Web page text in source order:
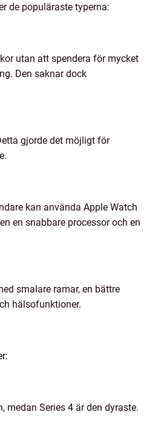
de populäraste typerna:
utan att spendera för mycket
Den saknar dock
gjorde det möjligt för
kan använda Apple Watch
en snabbare processor och en
smalare ramar, en bättre
hälsofunktioner.
medan Series 4 är den dyraste.